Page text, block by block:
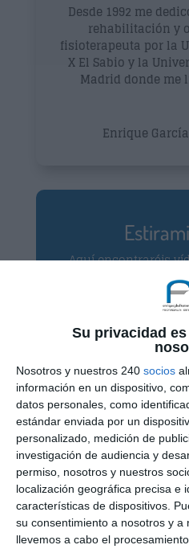
Su privacidad
Nosotros y nuestros 240 socios
información en un dispositivo,
datos personales, como
estándar enviada por un
personalizado, medición de
investigación de audiencia y
permiso, nosotros y nuestros
localización geográfica precisa e
características de dispositivos.
su consentimiento a nosotros y
llevemos a cabo el
Desde 1992 me
rehabilitación y
fisioterapeuta por la
X El Sabio y la
Madrid donde me
Enrique
Aquí encontraréis
mostramos
músculo del
cuello y espalda,
e inferiores. Estirar
avanzar en la
Solicita